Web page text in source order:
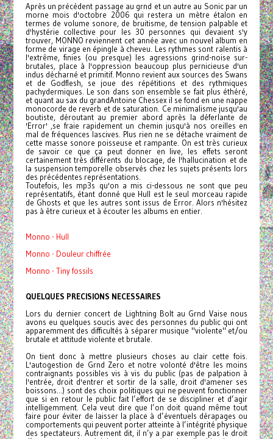
Après un précédent passage au grnd et un autre au Sonic par un
morne mois d'octobre 2006 qui restera un mètre étalon en
termes de volume sonore, de bruitisme, de tension palpable et
d'hystérie collective pour les 30 personnes qui devaient s'y
trouver, MONNO reviennent cet année avec un nouvel album en
forme de virage en épingle à cheveu. Les rythmes sont ralentis à
l'extrême, finies (ou presque) les agressions grind-noise sur-
brutales, place à l'oppression beaucoup plus pernicieuse d'un
indus décharné et primitif. Monno revient aux sources des Swans
et de Godflesh, se joue des répétitions et des rythmiques
pachydermiques. Le son dans son ensemble se fait plus éthéré,
et quant au sax du grandAntoine Chessex il se fond en une nappe
monocorde de reverb et de saturation. Ce minimalisme jusqu'au
boutiste, déroutant au premier abord après la déferlante de
'Error' ,se fraie rapidement un chemin jusqu'à nos oreilles en
mal de fréquences lascives. Plus rien ne se détache vraiment de
cette masse sonore poisseuse et rampante. On est très curieux
de savoir ce que ça peut donner en live, les effets seront
certainement très différents du blocage, de l'hallucination et de
la suspension temporelle observés chez les sujets présents lors
des précédentes représentations.
Toutefois, les mp3s qu'on a mis ci-dessous ne sont que peu
représentatifs, étant donné que Hull est le seul morceau rapide
de Ghosts et que les autres sont issus de Error. Alors n'hésitez
pas à être curieux et à écouter les albums en entier.
Monno - Hull
Monno - Douleur chiffrée
Monno - Tiny fossils
QUELQUES PRECISIONS NECESSAIRES
Lors du dernier concert de Lightning Bolt au Grnd Vaise nous
avons eu quelques soucis avec des personnes du public qui ont
apparemment des difficultés à séparer musique "violente" et/ou
brutale et attitude violente et brutale.
On tient donc à mettre plusieurs choses au clair cette fois.
L'autogestion de Grnd Zero et notre volonté d'être les moins
contraignants possibles vis à vis du public (pas de palpation à
l'entrée, droit d'entrer et sortir de la salle, droit d'amener ses
boissons...) sont des choix politiques qui ne peuvent fonctionner
que si en retour le public fait l’effort de se discipliner et d’agir
intelligemment. Cela veut dire que l’on doit quand même tout
faire pour éviter de laisser la place à d’éventuels dérapages ou
comportements qui peuvent porter atteinte à l’intégrité physique
des spectateurs. Autrement dit, il n’y a par exemple pas le droit